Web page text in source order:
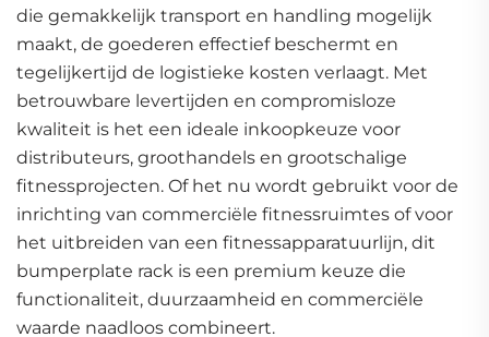
die gemakkelijk transport en handling mogelijk
maakt, de goederen effectief beschermt en
tegelijkertijd de logistieke kosten verlaagt. Met
betrouwbare levertijden en compromisloze
kwaliteit is het een ideale inkoopkeuze voor
distributeurs, groothandels en grootschalige
fitnessprojecten. Of het nu wordt gebruikt voor de
inrichting van commerciële fitnessruimtes of voor
het uitbreiden van een fitnessapparatuurlijn, dit
bumperplate rack is een premium keuze die
functionaliteit, duurzaamheid en commerciële
waarde naadloos combineert.